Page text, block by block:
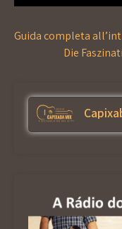
Navegação
Guida completa
Die